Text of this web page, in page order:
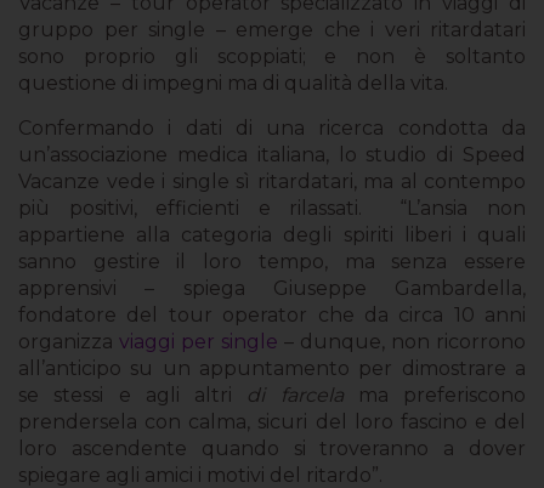
gruppo per single – emerge che i veri ritardatari
sono proprio gli scoppiati; e non è soltanto
questione di impegni ma di qualità della vita.
Confermando i dati di una ricerca condotta da
un’associazione medica italiana, lo studio di Speed
Vacanze vede i single sì ritardatari, ma al contempo
più positivi, efficienti e rilassati.
“L’ansia non
appartiene alla categoria degli spiriti liberi i quali
sanno gestire il loro tempo, ma senza essere
apprensivi – spiega Giuseppe Gambardella,
fondatore del tour operator che da circa 10 anni
organizza viaggi per single – dunque, non ricorrono
all’anticipo su un appuntamento per dimostrare a
se stessi e agli altri di farcelama preferiscono
prendersela con calma, sicuri del loro fascino e del
loro ascendente quando si troveranno a dover
spiegare agli amici i motivi del ritardo”.